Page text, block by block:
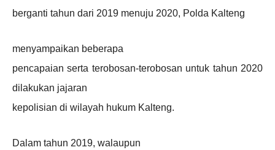
berganti tahun dari 2019 menuju 2020, Polda Kalteng
menyampaikan beberapa
pencapaian serta terobosan-terobosan untuk tahun 2020
dilakukan jajaran
kepolisian di wilayah hukum Kalteng.
Dalam tahun 2019, walaupun